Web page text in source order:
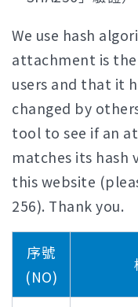
We use hash
attachment is
users and that it
changed by
tool to see if an
matches its hash
this website
256). Thank you.
序號
(NO)